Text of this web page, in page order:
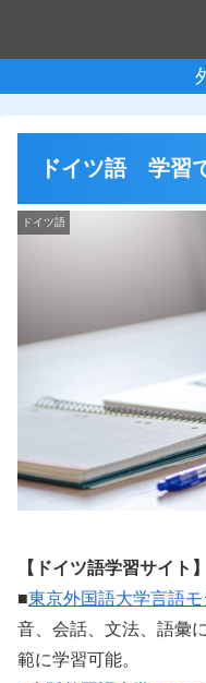
ドイツ語 学習
ドイツ語
【ドイツ語学習サイト】
■東京外国語大学言語
音、会話、文法、語彙
範に学習可能。